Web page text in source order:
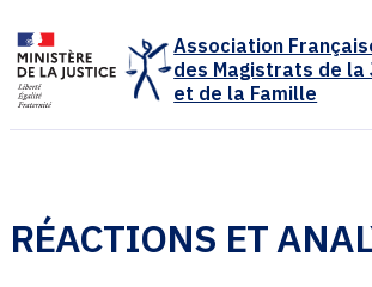
Association
des Magistrats de la
et de la Famille
RÉACTIONS ET